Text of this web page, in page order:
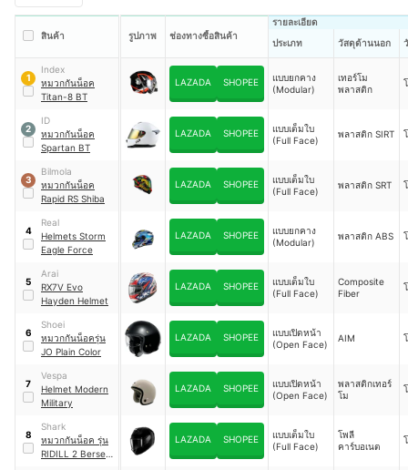
สินค้า รูปภาพ ช่องทางซื้อสินค้า
รายละเอียด
ประเภท
วัสดุด้านนอก
1
Index
หมวกกันน็อค
Titan-8 BT
LAZADA SHOPEE
แบบยกคาง
(Modular)
เทอร์โม
พลาสติก
2
ID
หมวกกันน็อค
Spartan BT
LAZADA SHOPEE
แบบเต็มใบ
(Full Face)
พลาสติก SIRT
3
Bilmola
หมวกกันน็อค
Rapid RS Shiba
LAZADA SHOPEE
แบบเต็มใบ
(Full Face)
พลาสติก SRT
4
Real
Helmets Storm
Eagle Force
LAZADA SHOPEE
แบบยกคาง
(Modular)
พลาสติก ABS
5
Arai
RX7V Evo
Hayden Helmet
LAZADA SHOPEE
แบบเต็มใบ
(Full Face)
Composite
Fiber
6
Shoei
หมวกกันน็อครุ่น
JO Plain Color
LAZADA SHOPEE
แบบเปิดหน้า
(Open Face)
AIM
7
Vespa
Helmet Modern
Military
LAZADA SHOPEE
แบบเปิดหน้า
(Open Face)
พลาสติกเทอร์
โม
8
Shark
หมวกกันน็อค รุ่น
RIDILL 2 Bersek
LAZADA SHOPEE
แบบเต็มใบ
(Full Face)
โพลี
คาร์บอเนต